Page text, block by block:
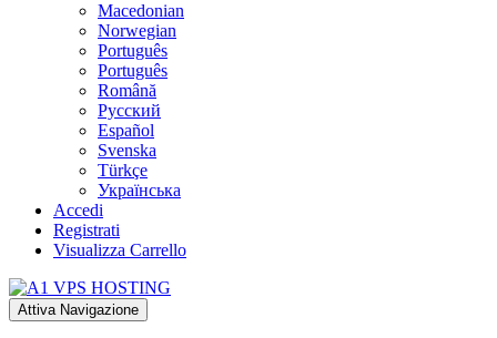
Macedonian
Norwegian
Português
Português
Română
Русский
Español
Svenska
Türkçe
Українська
Accedi
Registrati
Visualizza Carrello
Attiva Navigazione